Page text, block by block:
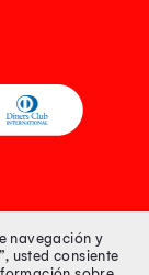
navegación y
usted consiente